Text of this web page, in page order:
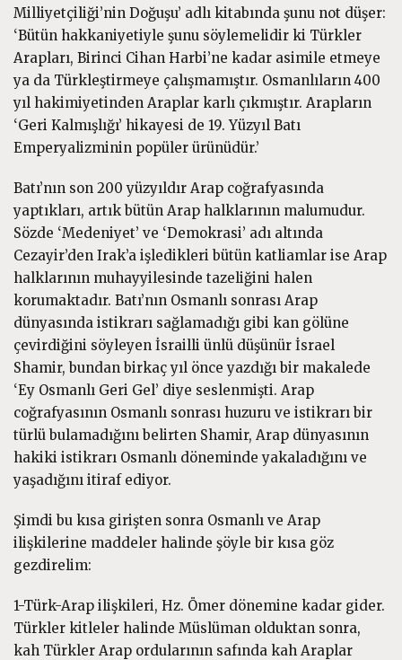
Milliyetçiliği’nin Doğuşu’ adlı kitabında şunu not düşer:
‘Bütün hakkaniyetiyle şunu söylemelidir ki Türkler
Arapları, Birinci Cihan Harbi’ne kadar asimile etmeye
ya da Türkleştirmeye çalışmamıştır. Osmanlıların 400
yıl hakimiyetinden Araplar karlı çıkmıştır. Arapların
‘Geri Kalmışlığı’ hikayesi de 19. Yüzyıl Batı
Emperyalizminin popüler ürünüdür.’
Batı’nın son 200 yüzyıldır Arap coğrafyasında
yaptıkları, artık bütün Arap halklarının malumudur.
Sözde ‘Medeniyet’ ve ‘Demokrasi’ adı altında
Cezayir’den Irak’a işledikleri bütün katliamlar ise Arap
halklarının muhayyilesinde tazeliğini halen
korumaktadır. Batı’nın Osmanlı sonrası Arap
dünyasında istikrarı sağlamadığı gibi kan gölüne
çevirdiğini söyleyen İsrailli ünlü düşünür İsrael
Shamir, bundan birkaç yıl önce yazdığı bir makalede
‘Ey Osmanlı Geri Gel’ diye seslenmişti. Arap
coğrafyasının Osmanlı sonrası huzuru ve istikrarı bir
türlü bulamadığını belirten Shamir, Arap dünyasının
hakiki istikrarı Osmanlı döneminde yakaladığını ve
yaşadığını itiraf ediyor.
Şimdi bu kısa girişten sonra Osmanlı ve Arap
ilişkilerine maddeler halinde şöyle bir kısa göz
gezdirelim:
1-Türk-Arap ilişkileri, Hz. Ömer dönemine kadar gider.
Türkler kitleler halinde Müslüman olduktan sonra,
kah Türkler Arap ordularının safında kah Araplar